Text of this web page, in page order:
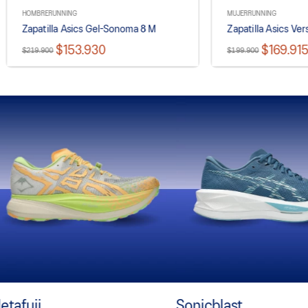
HOMBRERUNNING
Zapatilla Asics Gel-Sonoma 8 M
$219.900 $153.930
MUJERRUNNING
Zapatilla Asics
$199.900 $169.915